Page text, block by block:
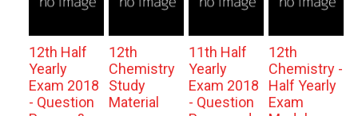
12th Half
Yearly
Exam 2018
- Question
12th
Chemistry
Study
Material
11th Half
Yearly
Exam 2018
- Question
12th
Chemistry -
Half Yearly
Exam